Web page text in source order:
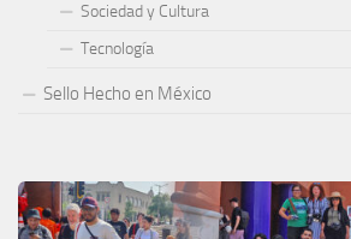
Sociedad y Cultura
Tecnología
Sello Hecho en México